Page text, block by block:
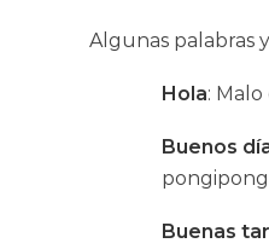
Algunas palabras
Hola:
Buenos
Buenas